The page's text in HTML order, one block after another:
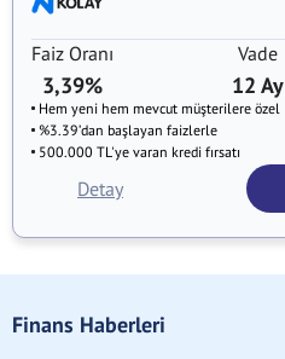
Faiz Oranı
3,39%
Vade
12 Ay
Hem yeni hem mevcut müşterilere özel
%3.39’dan başlayan faizlerle
500.000 TL'ye varan kredi fırsatı
Detay
Finans Haberleri